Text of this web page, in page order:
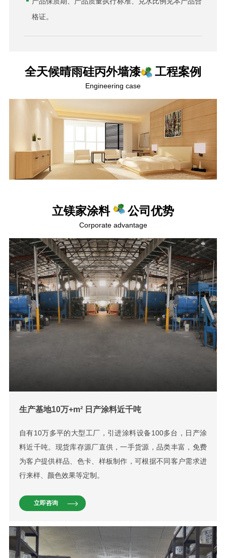
格证。
全天候晴雨硅丙外墙漆 工程案例
Engineering case
立镁家涂料 公司优势
Corporate advantage
生产基地10万+m² 日产涂料近千吨
自有10万多平的大型工厂，引进涂料设备100多台，日产涂
料近千吨。现货库存源厂直供，一手货源，品类丰富，免费
为客户提供样品、色卡、样板制作，可根据不同客户需求进
行来样、颜色效果等定制。
立即咨询